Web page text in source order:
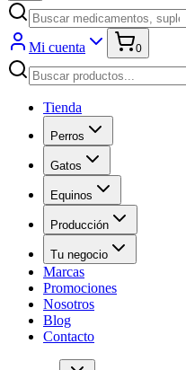
Mi cuenta 0
Tienda
Perros
Gatos
Equinos
Producción
Tu negocio
Marcas
Promociones
Nosotros
Blog
Contacto